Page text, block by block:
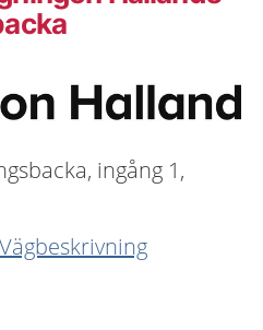
ingång 1,
Vägbeskrivning